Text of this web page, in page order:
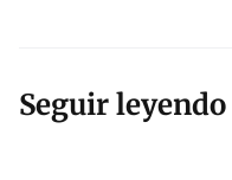
Seguir leyendo